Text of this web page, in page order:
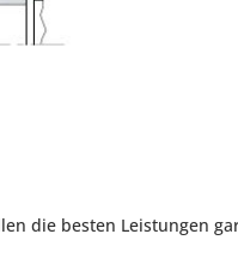
die besten Leistungen